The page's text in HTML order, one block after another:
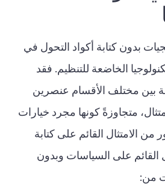
بدون كتابة أكواد التحول في
الخاضعة للتنظيم. فقد
بين مختلف الأقسام عنصرين
متجاوزةً كونها مجرد خيارات
من الامتثال القائم على كتابة
القائم على السياسات وبدون
من: